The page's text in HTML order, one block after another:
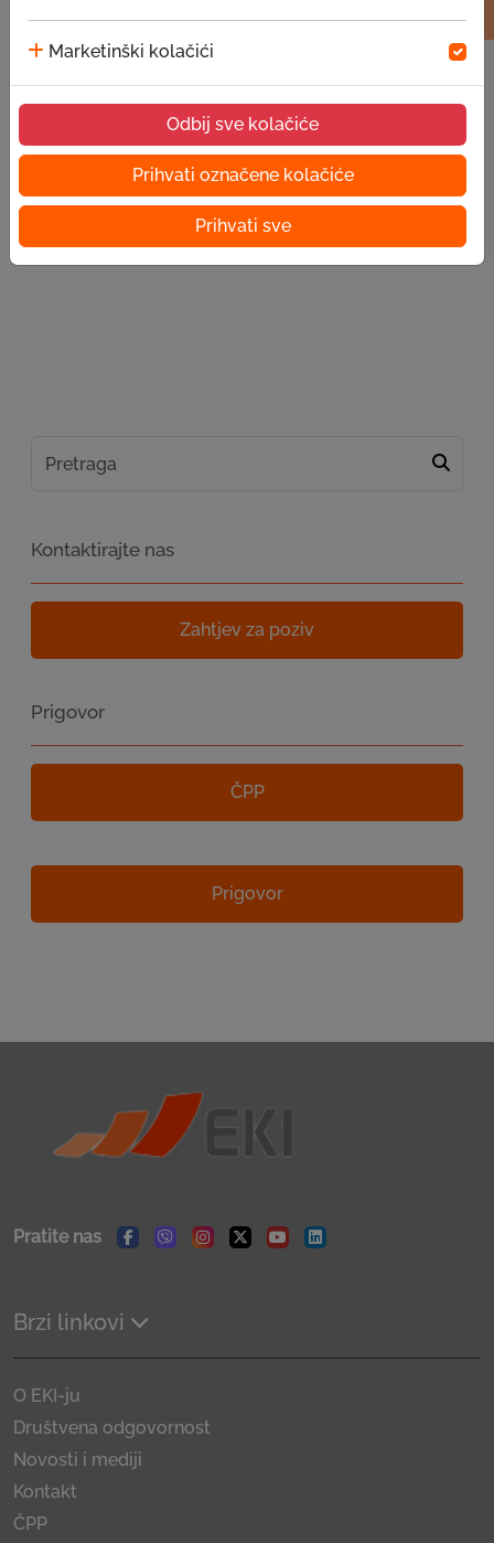
Marketinški kolačići
Odbij sve kolačiće
Prihvati označene kolačiće
Prihvati sve
Kontaktirajte nas
Zahtjev za poziv
Prigovor
ČPP
Prigovor
Pratite nas
Facebook
ViberInstagram
TwitterYoutubeLinkedin
Brzi linkovi
O EKI-ju
Društvena odgovornost
Novosti i mediji
Kontakt
ČPP